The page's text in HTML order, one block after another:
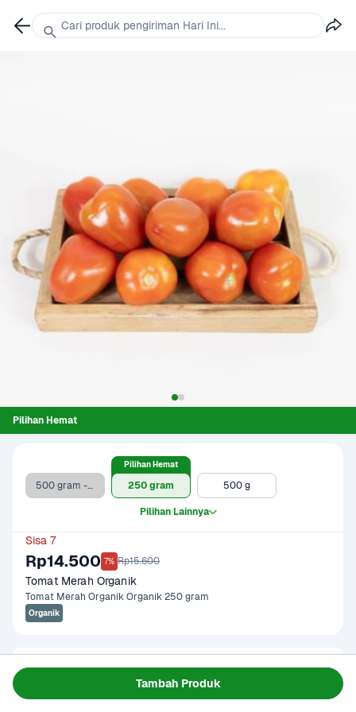
Tambah Produk
Pilihan Hemat
500 gram - Clearance Sale 250 gram
Pilihan Hemat
500 g
Pilihan Lainnya
Sisa 7
Rp14.500 7% Rp15.600
Tomat Merah Organik
Tomat Merah Organik Organik 250 gram
Organik
Gagal memuat data
Coba Lagi
Cari produk pengiriman Hari Ini...